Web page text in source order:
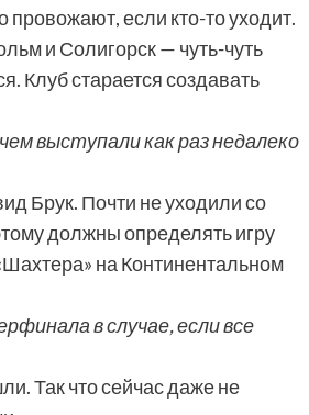
если кто-то уходит.
и Солигорск — чуть-чуть
Клуб старается создавать
выступали как раз недалеко
Брук. Почти не уходили со
должны определять игру
на Континентальном
в случае, если все
Так что сейчас даже не